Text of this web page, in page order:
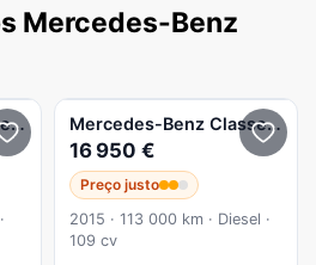
Mercedes-Benz
A 200 200 Auto
Mercedes-Benz Classe A
16 950 €
Preço justo
2015 · 113 000 km · Diesel ·
109 cv